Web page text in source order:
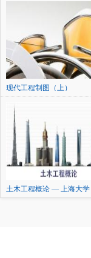
现代工程制图（上）
土木工程概论 — 上海大学